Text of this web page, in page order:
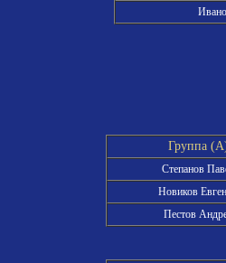
Группа
Степанов
Новиков
Пестов